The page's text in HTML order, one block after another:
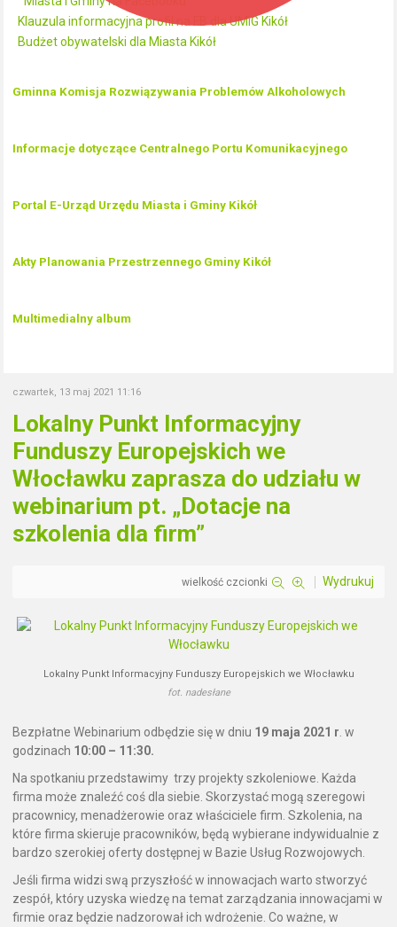
Klauzula informacyjna profil na FB dla UMiG Kikół
Budżet obywatelski dla Miasta Kikół
Gminna Komisja Rozwiązywania Problemów Alkoholowych
Informacje dotyczące Centralnego Portu Komunikacyjnego
Portal E-Urząd Urzędu Miasta i Gminy Kikół
Akty Planowania Przestrzennego Gminy Kikół
Multimedialny album
czwartek, 13 maj 2021 11:16
Lokalny Punkt Informacyjny
Funduszy Europejskich we
Włocławku zaprasza do udziału w
webinarium pt. „Dotacje na
szkolenia dla firm”
wielkość czcionki Wydrukuj
Lokalny Punkt Informacyjny Funduszy Europejskich we Włocławku
fot. nadesłane
Bezpłatne Webinarium odbędzie się w dniu 19 maja 2021 r . w
godzinach 10:00 – 11:30.
Na spotkaniu przedstawimy trzy projekty szkoleniowe. Każda
firma może znaleźć coś dla siebie. Skorzystać mogą szeregowi
pracownicy, menadżerowie oraz właściciele firm. Szkolenia, na
które firma skieruje pracowników, będą wybierane indywidualnie z
bardzo szerokiej oferty dostępnej w Bazie Usług Rozwojowych.
Jeśli firma widzi swą przyszłość w innowacjach warto stworzyć
zespół, który uzyska wiedzę na temat zarządzania innowacjami w
firmie oraz będzie nadzorował ich wdrożenie. Co ważne, w